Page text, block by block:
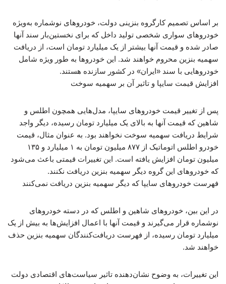
بر اساس تصمیم کارگروه بنزینی دولت، خودروهای نوشماره به‌ویژه
خودروهای سواری شخصی تولید داخل که برای نخستین‌بار سند آنها
صادر شده و قیمت آنها بیشتر از یک میلیارد تومان است، از دریافت
سهمیه بنزین محروم خواهند شد. این خودروها به طور ویژه شامل
خودروهایی با سند «ایران» در کشور سازنده هستند.
افزایش قیمت سایپا و تاثیر آن بر سهمیه سوخت
پس از تغییر قیمت خودروهای سایپا، مدل‌هایی همچون اطلس و
شاهین که قیمت آنها به بالای یک میلیارد تومان رسیده، دیگر واجد
شرایط دریافت سهمیه سوخت نخواهند بود. به عنوان مثال، قیمت
خودرو اطلس اتوماتیک از ۸۷۷ میلیون تومان به ۱ میلیارد و ۱۳۵
میلیون تومان افزایش یافته است. این تغییرات قیمتی باعث می‌شود
که خودروهای این گروه دیگر سهمیه بنزین دریافت نکنند.
فهرست خودروهای سایپا که دیگر سهمیه بنزین دریافت نمی‌کنند
در این بین، خودروهای شاهین و اطلس که در دسته خودروهای
نوشماره قرار می‌گیرند و قیمت آنها با اعمال افزایش‌ها به بیش از یک
میلیارد تومان رسیده، از فهرست دریافت‌کنندگان سهمیه بنزین حذف
خواهند شد.
این تغییرات، به وضوح نشان‌دهنده تاثیر سیاست‌های اقتصادی دولت